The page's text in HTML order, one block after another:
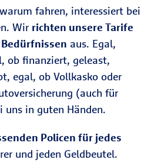
fahren, interessiert bei
Wir richten unsere Tarife
aus. Egal,
ob finanziert, geleast,
egal, ob Vollkasko oder
(auch für
uns in guten Händen.
Policen für jedes
und jeden Geldbeutel.